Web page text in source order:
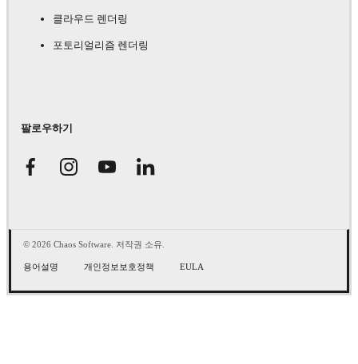
클라우드 렌더링
포토리얼리즘 렌더링
팔로우하기
© 2026 Chaos Software. 저작권 소유.
용어설명 개인정보보호정책 EULA